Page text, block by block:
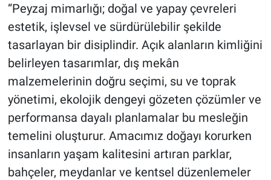
“Peyzaj mimarlığı; doğal ve yapay çevreleri
estetik, işlevsel ve sürdürülebilir şekilde
tasarlayan bir disiplindir. Açık alanların kimliğini
belirleyen tasarımlar, dış mekân
malzemelerinin doğru seçimi, su ve toprak
yönetimi, ekolojik dengeyi gözeten çözümler ve
performansa dayalı planlamalar bu mesleğin
temelini oluşturur. Amacımız doğayı korurken
insanların yaşam kalitesini artıran parklar,
bahçeler, meydanlar ve kentsel düzenlemeler